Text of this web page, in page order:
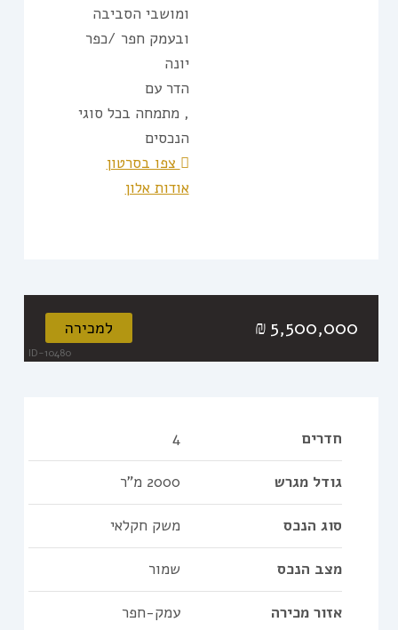
ומושבי הסביבה
ובעמק חפר /כפר
יונה
הדר עם
, מתמחה בכל סוגי
הנכסים
צפו בסרטון
אודות אלון
₪ 5,500,000
ID-10480
למכירה
חדרים 4
גודל מגרש 2000 מ"ר
סוג הנכס משק חקלאי
מצב הנכס שמור
אזור מכירה עמק-חפר